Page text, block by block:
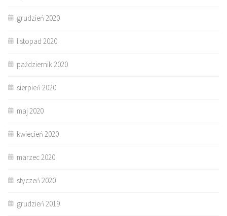
grudzień 2020
listopad 2020
październik 2020
sierpień 2020
maj 2020
kwiecień 2020
marzec 2020
styczeń 2020
grudzień 2019